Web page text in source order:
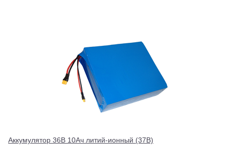
Аккумулятор 36В 10Ач литий-ионный (37В)